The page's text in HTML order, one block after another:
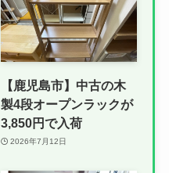
【鹿児島市】中古の木
製4段オープンラックが
3,850円で入荷
2026年7月12日